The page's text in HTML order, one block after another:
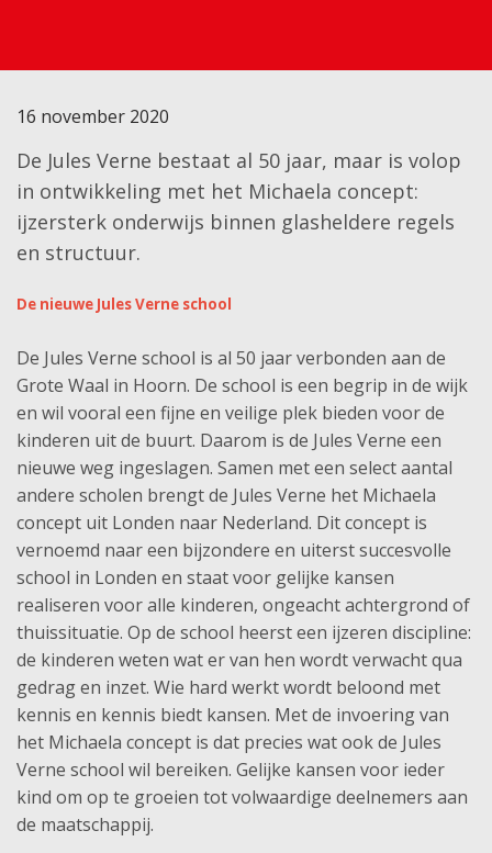
16 november 2020
De Jules Verne bestaat al 50 jaar, maar is volop
in ontwikkeling met het Michaela concept:
ijzersterk onderwijs binnen glasheldere regels
en structuur.
De nieuwe Jules Verne school
De Jules Verne school is al 50 jaar verbonden aan de
Grote Waal in Hoorn. De school is een begrip in de wijk
en wil vooral een fijne en veilige plek bieden voor de
kinderen uit de buurt. Daarom is de Jules Verne een
nieuwe weg ingeslagen. Samen met een select aantal
andere scholen brengt de Jules Verne het Michaela
concept uit Londen naar Nederland. Dit concept is
vernoemd naar een bijzondere en uiterst succesvolle
school in Londen en staat voor gelijke kansen
realiseren voor alle kinderen, ongeacht achtergrond of
thuissituatie. Op de school heerst een ijzeren discipline:
de kinderen weten wat er van hen wordt verwacht qua
gedrag en inzet. Wie hard werkt wordt beloond met
kennis en kennis biedt kansen. Met de invoering van
het Michaela concept is dat precies wat ook de Jules
Verne school wil bereiken. Gelijke kansen voor ieder
kind om op te groeien tot volwaardige deelnemers aan
de maatschappij.